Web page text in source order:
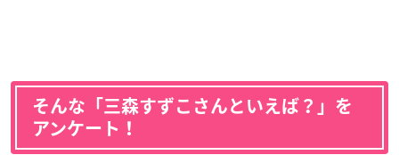
そんな「三森すずこさんといえば？」を
アンケート！